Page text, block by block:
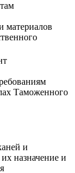
материалов
Таможенного
и
назначение и